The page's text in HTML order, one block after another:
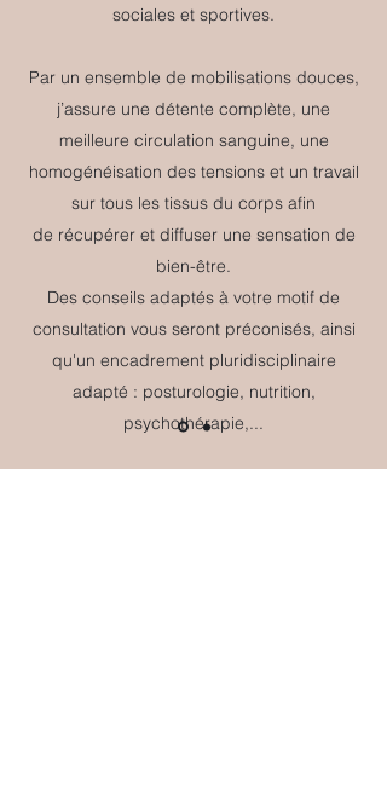
sociales et sportives.
Par un ensemble de mobilisations douces,
j’assure une détente complète, une
meilleure circulation sanguine, une
homogénéisation des tensions et un travail
sur tous les tissus du corps afin
de récupérer et diffuser une sensation de
bien-être.
Des conseils adaptés à votre motif de
consultation vous seront préconisés, ainsi
qu'un encadrement pluridisciplinaire
adapté : posturologie, nutrition,
psychothérapie,...